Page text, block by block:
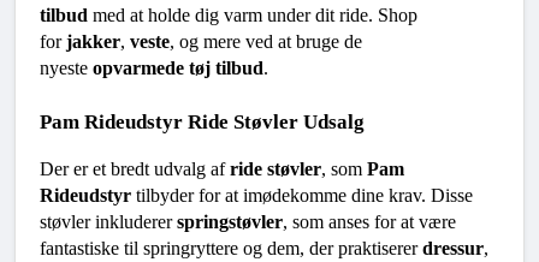
tilbud med at holde dig varm under dit ride. Shop
for jakker, veste, og mere ved at bruge de
nyeste opvarmede tøj tilbud.
Pam Rideudstyr Ride Støvler Udsalg
Der er et bredt udvalg af ride støvler, som Pam
Rideudstyr tilbyder for at imødekomme dine krav. Disse
støvler inkluderer springstøvler, som anses for at være
fantastiske til springryttere og dem, der praktiserer dressur,